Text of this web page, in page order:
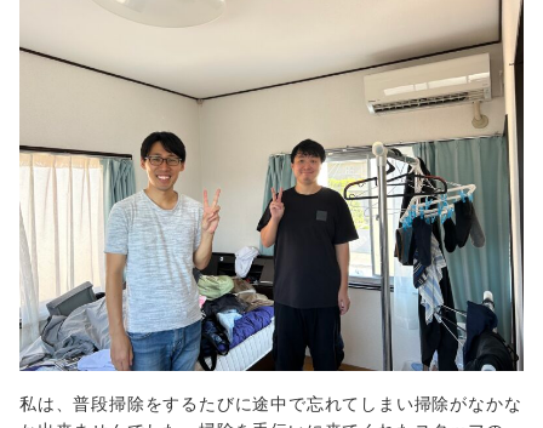
私は、普段掃除をするたびに途中で忘れてしまい掃除がなかな